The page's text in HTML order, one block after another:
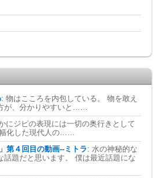
: 物はこころを内包している。 物を敢え
が、分かりやすいと……
にジピの表現には一切の奥行きとして
化した現代人の……
第４回目の動画--ミトラ: 水の神秘的な
話題だと思います。 僕は最近話題にな